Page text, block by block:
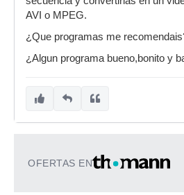
AVI o MPEG.
¿Que programas me
¿Algun programa bueno,bonito y
OFERTAS EN